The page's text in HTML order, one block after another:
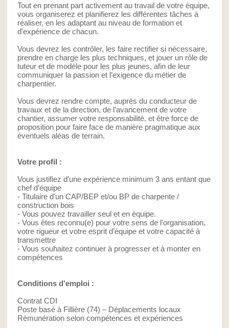
Tout en prenant part activement au travail de votre équipe,
vous organiserez et planifierez les différentes tâches à
réaliser, en les adaptant au niveau de formation et
d’expérience de chacun.
Vous devrez les contrôler, les faire rectifier si nécessaire,
prendre en charge les plus techniques, et jouer un rôle de
tuteur et de modèle pour les plus jeunes, afin de leur
communiquer la passion et l’exigence du métier de
charpentier.
Vous devrez rendre compte, auprès du conducteur de
travaux et de la direction, de l’avancement de votre
chantier, assumer votre responsabilité, et être force de
proposition pour faire face de manière pragmatique aux
éventuels aléas de terrain.
Votre profil :
Vous justifiez d’une expérience minimum 3 ans entant que
chef d’équipe
- Titulaire d'un CAP/BEP et/ou BP de charpente /
construction bois
- Vous pouvez travailler seul et en équipe.
- Vous êtes reconnu(e) pour votre sens de l’organisation,
votre rigueur et votre esprit d’équipe et votre capacité à
transmettre
- Vous souhaitez continuer à progresser et à monter en
compétences
Conditions d'emploi :
Contrat CDI
Poste basé à Fillière (74) – Déplacements locaux
Rémunération selon compétences et expériences